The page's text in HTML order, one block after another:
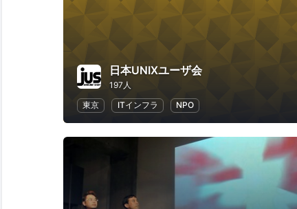
日本UNIXユーザ会
197人
東京
ITインフラ NPO